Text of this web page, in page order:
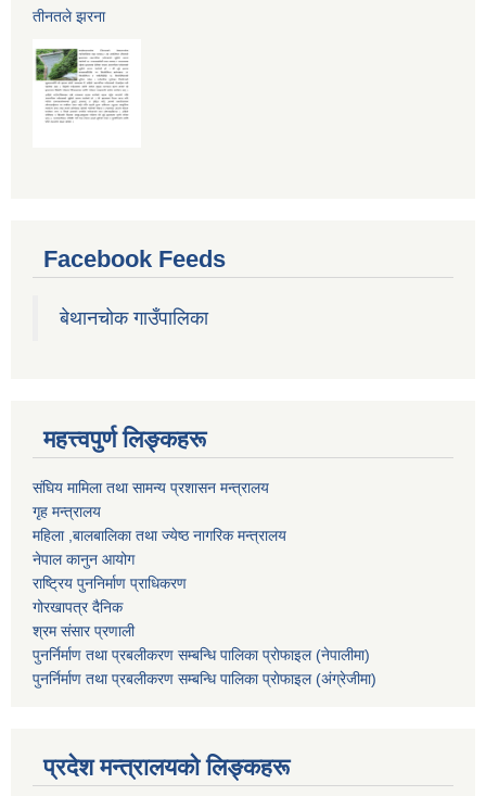
तीनतले झरना
Facebook Feeds
बेथानचोक गाउँपालिका
महत्त्वपुर्ण लिङ्कहरू
संघिय मामिला तथा सामन्य प्रशासन मन्त्रालय
गृह मन्त्रालय
महिला ,बालबालिका तथा ज्येष्ठ नागरिक मन्त्रालय
नेपाल कानुन आयोग
राष्ट्रिय पुननिर्माण प्राधिकरण
गोरखापत्र दैनिक
श्रम संसार प्रणाली
पुनर्निर्माण तथा प्रबलीकरण सम्बन्धि पालिका प्राेफाइल (नेपालीमा)
पुनर्निर्माण तथा प्रबलीकरण सम्बन्धि पालिका प्राेफाइल(अंग्रेजीमा)
प्रदेश मन्त्रालयको लिङ्कहरू